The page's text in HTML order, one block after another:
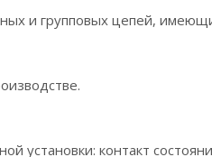
и групповых цепей,
установки: контакт